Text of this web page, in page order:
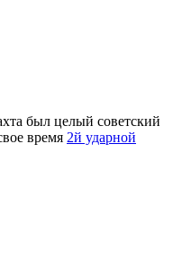
был целый советский
время 2й ударной